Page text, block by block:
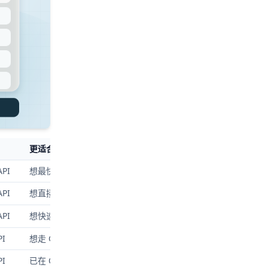
更适合谁
想最快验证一个图像编辑原型的开发者
想直接测 image-to-image 工作流的人
想快速测 prompt + strength 改图逻辑的人
想走 Google 生态、要原生图像编辑和多轮编辑的人
已在 OpenAI 栈里构建、想统一图像编辑与多轮工作流的人